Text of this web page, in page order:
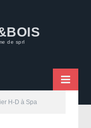
de sprl
H-D à Spa